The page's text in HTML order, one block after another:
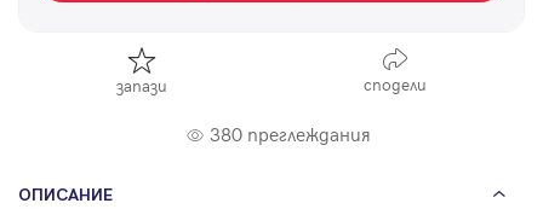
запази сподели
380 преглеждания
ОПИСАНИЕ